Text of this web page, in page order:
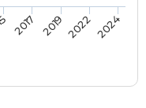
2017 2019 2022 2024